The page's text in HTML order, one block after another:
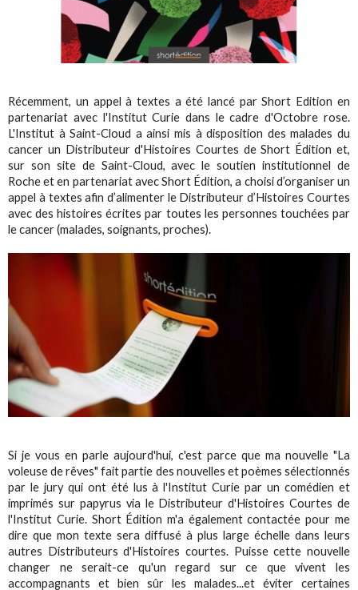
Récemment, un appel à textes a été lancé par Short Edition en
partenariat avec l'Institut Curie dans le cadre d'Octobre rose.
L'Institut à Saint-Cloud a ainsi mis à disposition des malades du
cancer un Distributeur d'Histoires Courtes de Short Édition et,
sur son site de Saint-Cloud, avec le soutien institutionnel de
Roche et en partenariat avec Short Édition, a choisi d’organiser un
appel à textes afin d’alimenter le Distributeur d’Histoires Courtes
avec des histoires écrites par toutes les personnes touchées par
le cancer (malades, soignants, proches).
Si je vous en parle aujourd'hui, c'est parce que ma nouvelle "La
voleuse de rêves" fait partie des nouvelles et poèmes sélectionnés
par le jury qui ont été lus à l'Institut Curie par un comédien et
imprimés sur papyrus via le Distributeur d'Histoires Courtes de
l'Institut Curie. Short Édition m'a également contactée pour me
dire que mon texte sera diffusé à plus large échelle dans leurs
autres Distributeurs d'Histoires courtes. Puisse cette nouvelle
changer ne serait-ce qu'un regard sur ce que vivent les
accompagnants et bien sûr les malades...et éviter certaines